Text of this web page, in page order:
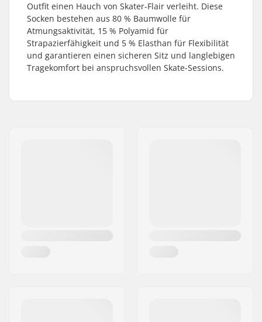
Outfit einen Hauch von Skater-Flair verleiht. Diese
Socken bestehen aus 80 % Baumwolle für
Atmungsaktivität, 15 % Polyamid für
Strapazierfähigkeit und 5 % Elasthan für Flexibilität
und garantieren einen sicheren Sitz und langlebigen
Tragekomfort bei anspruchsvollen Skate-Sessions.